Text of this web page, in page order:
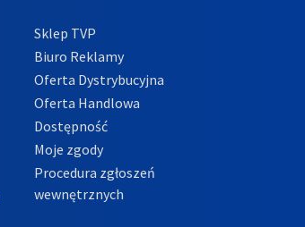
Sklep TVP
Biuro Reklamy
Oferta Dystrybucyjna
Oferta Handlowa
Dostępność
Moje zgody
Procedura zgłoszeń
wewnętrznych